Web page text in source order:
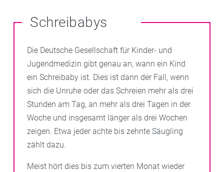
Schreibabys
Die Deutsche Gesellschaft für Kinder- und
Jugendmedizin gibt genau an, wann ein Kind
ein Schreibaby ist. Dies ist dann der Fall, wenn
sich die Unruhe oder das Schreien mehr als drei
Stunden am Tag, an mehr als drei Tagen in der
Woche und insgesamt länger als drei Wochen
zeigen. Etwa jeder achte bis zehnte Säugling
zählt dazu.
Meist hört dies bis zum vierten Monat wieder